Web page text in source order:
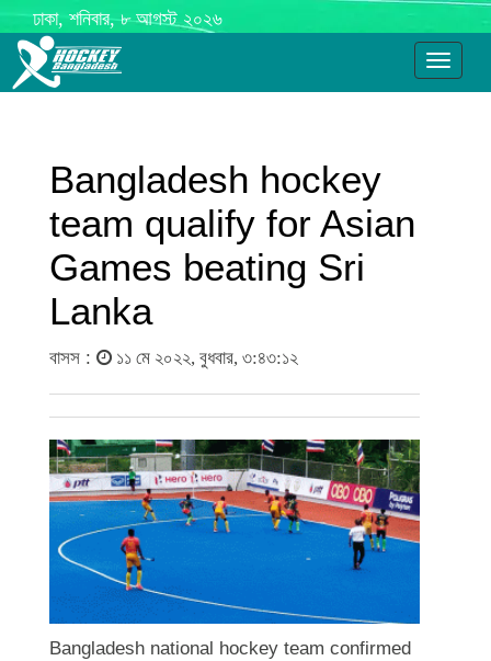
ঢাকা, শনিবার, ৮ আগস্ট ২০২৬
Toggle
Bangladesh hockey
team qualify for Asian
Games beating Sri
Lanka
বাসস : ১১ মে ২০২২, বুধবার, ৩:৪৩:১২
Bangladesh national hockey team confirmed